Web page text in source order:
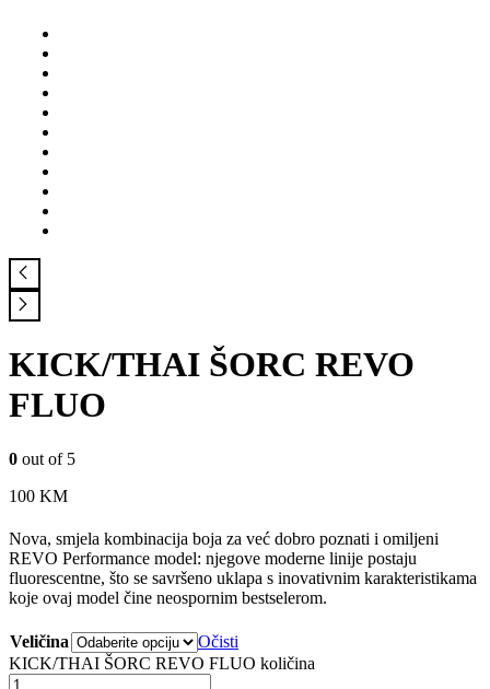
KICK/THAI ŠORC REVO
FLUO
0 out of 5
100 KM
Nova, smjela kombinacija boja za već dobro poznati i omiljeni
REVO Performance model: njegove moderne linije postaju
fluorescentne, što se savršeno uklapa s inovativnim karakteristikama
koje ovaj model čine neospornim bestselerom.
Veličina
Očisti
KICK/THAI ŠORC REVO FLUO količina